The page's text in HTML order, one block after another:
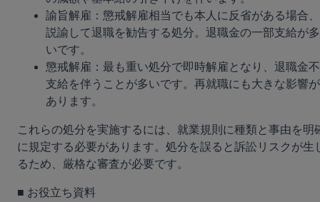
諭旨解雇：懲戒解雇相当でも本人に反省がある場合、
説諭して退職を勧告する処分。退職金の一部支給が多
いです。
懲戒解雇：最も重い処分で即時解雇となり、退職金不
支給を伴うことが多いです。再就職にも大きな影響が
あります。
これらの処分を実施するには、就業規則に種類と事由を明
に規定する必要があります。処分を誤ると訴訟リスクが生
るため、厳格な審査が必要です。